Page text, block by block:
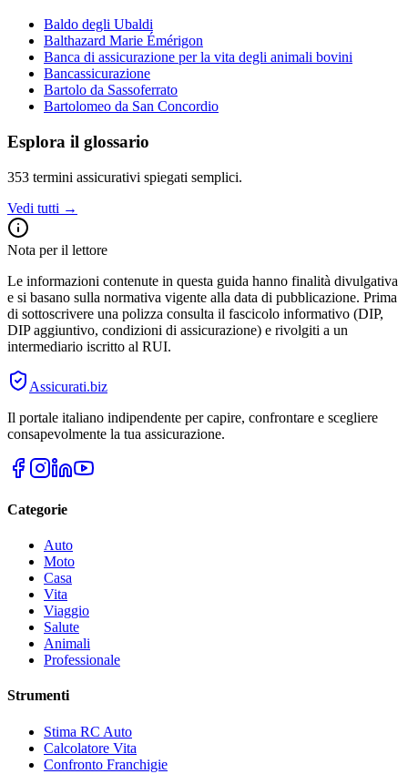
Baldo degli Ubaldi
Balthazard Marie Émérigon
Banca di assicurazione per la vita degli animali bovini
Bancassicurazione
Bartolo da Sassoferrato
Bartolomeo da San Concordio
Esplora il glossario
353 termini assicurativi spiegati semplici.
Vedi tutti →
Nota per il lettore
Le informazioni contenute in questa guida hanno finalità divulgativa
e si basano sulla normativa vigente alla data di pubblicazione. Prima
di sottoscrivere una polizza consulta il fascicolo informativo (DIP,
DIP aggiuntivo, condizioni di assicurazione) e rivolgiti a un
intermediario iscritto al RUI.
Assicurati.biz
Il portale italiano indipendente per capire, confrontare e scegliere
consapevolmente la tua assicurazione.
Categorie
Auto
Moto
Casa
Vita
Viaggio
Salute
Animali
Professionale
Strumenti
Stima RC Auto
Calcolatore Vita
Confronto Franchigie